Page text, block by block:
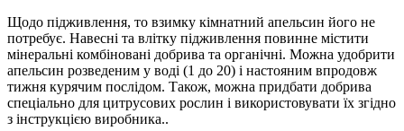
Щодо підживлення, то взимку кімнатний апельсин його не
потребує. Навесні та влітку підживлення повинне містити
мінеральні комбіновані добрива та органічні. Можна удобрити
апельсин розведеним у воді (1 до 20) і настояним впродовж
тижня курячим послідом. Також, можна придбати добрива
спеціально для цитрусових рослин і використовувати їх згідно
з інструкцією виробника..